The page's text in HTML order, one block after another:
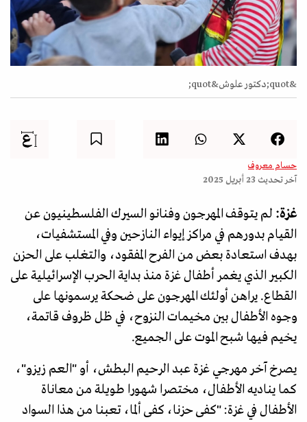
&quot;دكتور علوش&quot;
حسام معروف
آخر تحديث 23 أبريل 2025
غزة: لم يتوقف المهرجون وفنانو السيرك الفلسطينيون عن
القيام بدورهم في مراكز إيواء النازحين وفي المستشفيات،
بهدف استعادة بعض من الفرح المفقود، والتغلب على الحزن
الكبير الذي يغمر أطفال غزة منذ بداية الحرب الإسرائيلية على
القطاع. يراهن أولئك المهرجون على ضحكة يرسمونها على
وجوه الأطفال بين مخيمات النزوح، في ظل ظروف قاتمة،
يخيم فيها شبح الموت على الجميع.
يصرخ آخر مهرجي غزة عبد الرحيم البطش، أو "العم زيزو"،
كما يناديه الأطفال، مختصرا شهورا طويلة من معاناة
الأطفال في غزة: "كفى حزنا، كفى ألما، تعبنا من هذا السواد